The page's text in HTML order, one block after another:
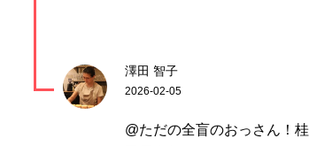
澤田 智子
2026-02-05
@ただの全盲のおっさん！桂